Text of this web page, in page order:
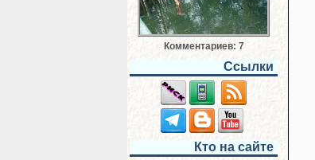
Комментариев: 7
Ссылки
Кто на сайте